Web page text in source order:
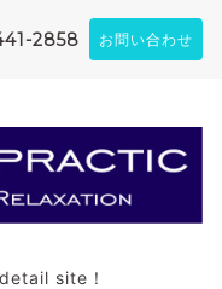
2858 お問い合わせ
site！